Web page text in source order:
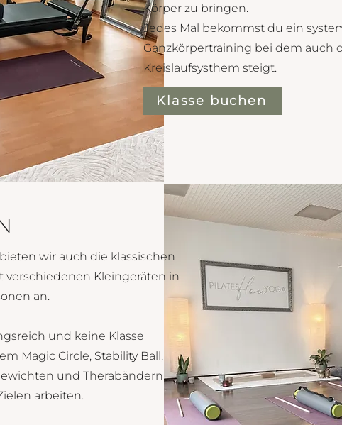
Körper zu bringen.
Jedes Mal bekommst du ein
Ganzkörpertraining bei dem auch
Kreislaufsysthem steigt.
Klasse buchen
wir auch die klassischen
verschiedenen Kleingeräten in
an.
und keine Klasse
Magic Circle, Stability Ball,
und Therabändern
arbeiten.